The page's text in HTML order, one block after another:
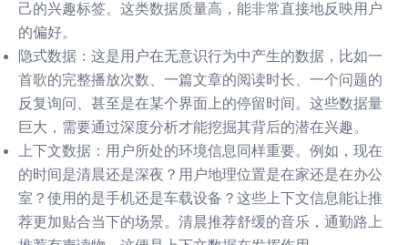
己的兴趣标签。这类数据质量高，能非常直接地反映用户
的偏好。
隐式数据 ：这是用户在无意识行为中产生的数据，比如一
首歌的完整播放次数、一篇文章的阅读时长、一个问题的
反复询问、甚至是在某个界面上的停留时间。这些数据量
巨大，需要通过深度分析才能挖掘其背后的潜在兴趣。
上下文数据 ：用户所处的环境信息同样重要。例如，现在
的时间是清晨还是深夜？用户地理位置是在家还是在办公
室？使用的是手机还是车载设备？这些上下文信息能让推
荐更加贴合当下的场景。清晨推荐舒缓的音乐，通勤路上